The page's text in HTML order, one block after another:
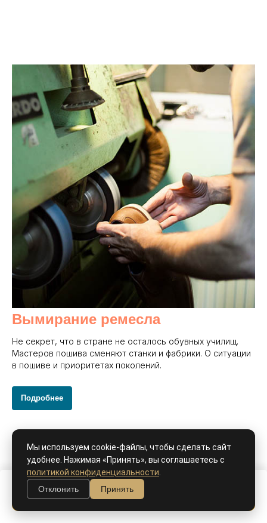
Мы используем cookie-файлы, чтобы сделать сайт
удобнее. Нажимая «Принять», вы соглашаетесь с
политикой конфиденциальности
Отклонить
Принять
В корзину
Вымирание ремесла
Не секрет, что в стране не осталось обувных училищ.
Мастеров пошива сменяют станки и фабрики. О ситуации
в пошиве и приоритетах поколений.
Подробнее